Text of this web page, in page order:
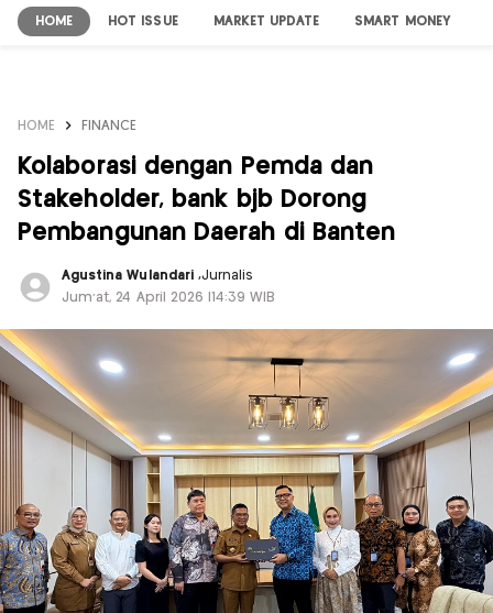
HOME HOT ISSUE MARKET UPDATE SMART MONEY
HOME FINANCE
Kolaborasi dengan Pemda dan
Stakeholder, bank bjb Dorong
Pembangunan Daerah di Banten
Agustina Wulandari ,Jurnalis
Jum'at, 24 April 2026 |14:39 WIB